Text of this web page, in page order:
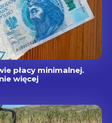
płacy minimalnej.
więcej